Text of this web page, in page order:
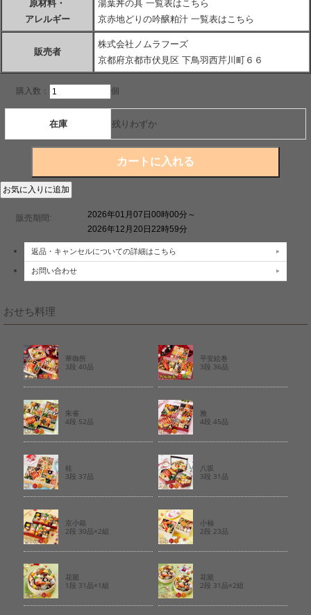
原材料・
アレルギー
湯葉丼の具 一覧表はこちら
京赤地どりの吟醸粕汁 一覧表はこちら
販売者
株式会社ノムラフーズ
京都府京都市伏見区 下鳥羽西芹川町６６
購入数： 個
在庫 残りわずか
販売期間:
2026年01月07日00時00分～
2026年12月20日22時59分
返品・キャンセルについての詳細はこちら
お問い合わせ
おせち料理
華御所
3段 40品
平安絵巻
3段 36品
朱雀
4段 52品
雅
4段 45品
桂
3段 37品
八坂
3段 31品
京小箱
2段 30品×2組
小袖
2段 23品
花籠
1段 31品×1組
花籠
2段 31品×2組